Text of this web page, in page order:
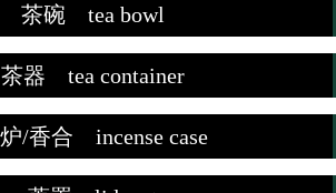
茶碗 tea bowl
茶器 tea container
/香合 incense case